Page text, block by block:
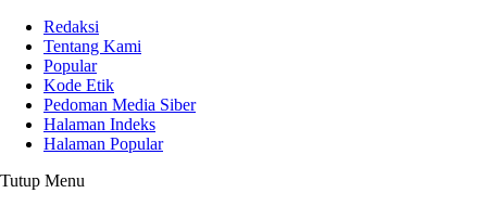
Redaksi
Tentang Kami
Popular
Kode Etik
Pedoman Media Siber
Halaman Indeks
Halaman Popular
Tutup Menu